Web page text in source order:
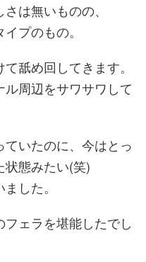
は無いものの、
プのもの。
舐め回してきます。
周辺をサワサワして
いたのに、今はとっ
状態みたい(笑)
した。
ェラを堪能したでし